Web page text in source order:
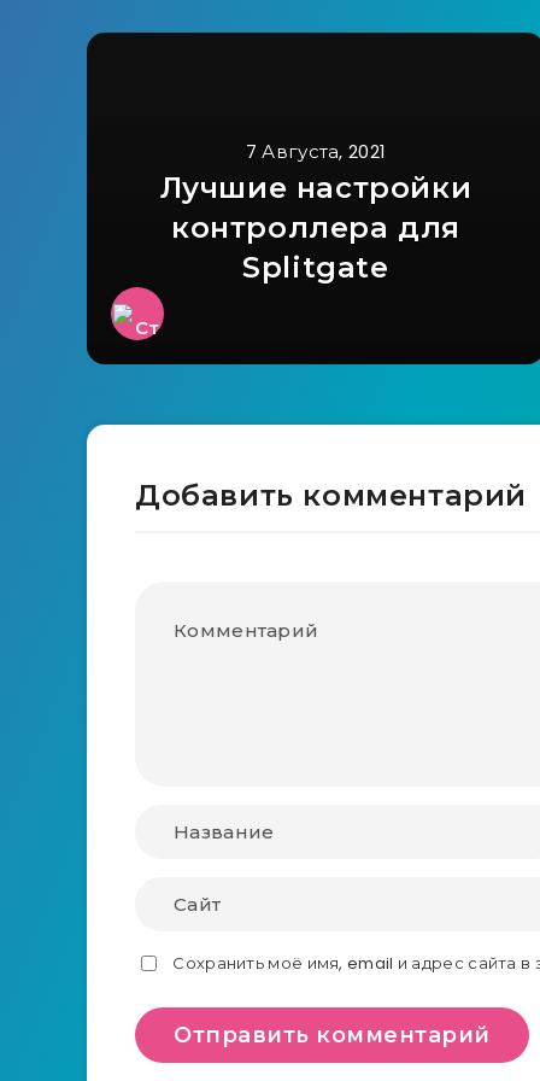
7 Августа, 2021
Лучшие настройки
контроллера для
Splitgate
Добавить комментарий
Сохранить моё имя, email и адрес сайта